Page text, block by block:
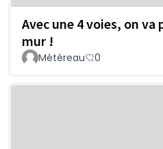
Avec une 4 voies, on va
mur !
Météreau 0